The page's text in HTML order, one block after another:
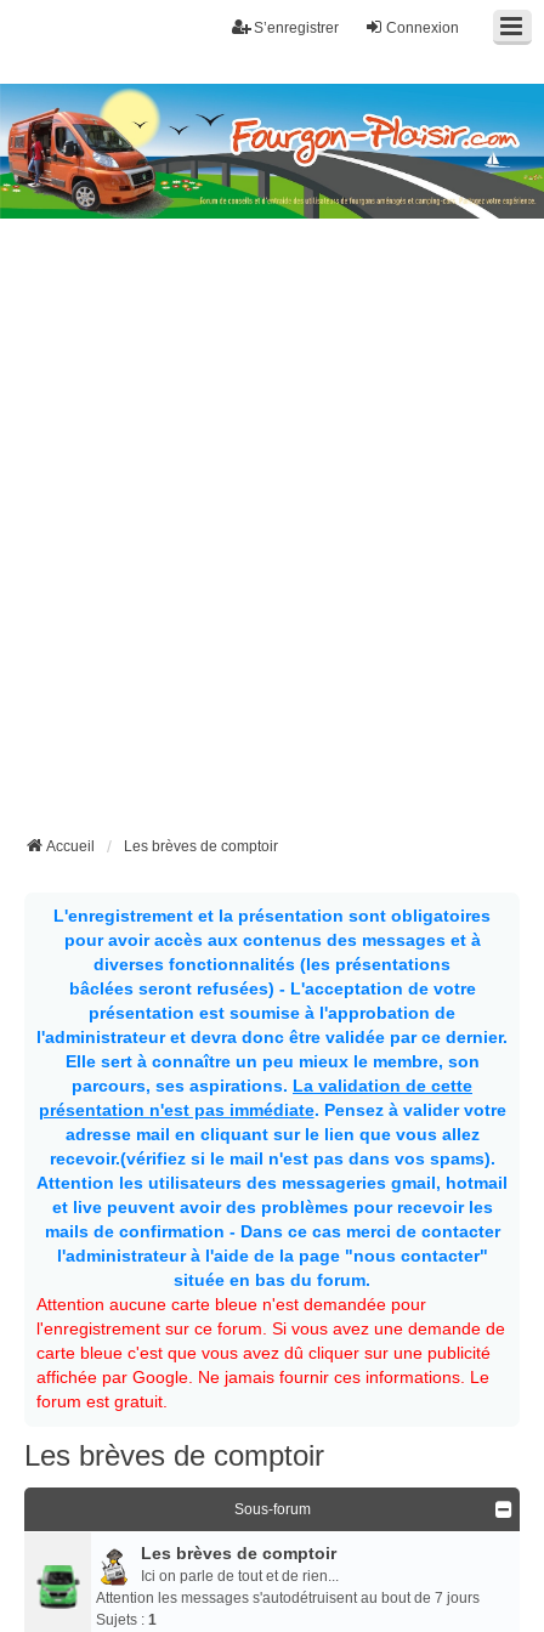
Connexion
S’enregistrer
Fourgon-plaisir.com
Forum de conseils et d'entraide des utilisateurs de fourgons, fourgons
aménagés, vans et de camping-car. Partagez votre expérience.
Accueil Les brèves de comptoir
L'enregistrement et la présentation sont obligatoires
pour avoir accès aux contenus des messages et à
diverses fonctionnalités (les présentations
bâclées seront refusées) - L'acceptation de votre
présentation est soumise à l'approbation de
l'administrateur et devra donc être validée par ce dernier.
Elle sert à connaître un peu mieux le membre, son
parcours, ses aspirations. La validation de cette
présentation n'est pas immédiate. Pensez à valider votre
adresse mail en cliquant sur le lien que vous allez
recevoir.(vérifiez si le mail n'est pas dans vos spams).
Attention les utilisateurs des messageries gmail, hotmail
et live peuvent avoir des problèmes pour recevoir les
mails de confirmation - Dans ce cas merci de contacter
l'administrateur à l'aide de la page "nous contacter"
située en bas du forum.
Attention aucune carte bleue n'est demandée pour
l'enregistrement sur ce forum. Si vous avez une demande de
carte bleue c'est que vous avez dû cliquer sur une publicité
affichée par Google. Ne jamais fournir ces informations. Le
forum est gratuit.
Les brèves de comptoir
Sous-forum
Les brèves de comptoir
Ici on parle de tout et de rien...
Attention les messages s'autodétruisent au bout de 7 jours
Sujets : 1